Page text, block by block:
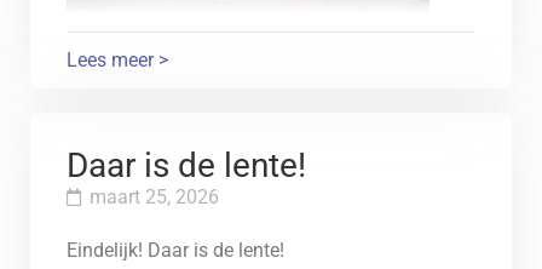
Lees meer >
Daar is de lente!
maart 25, 2026
Eindelijk! Daar is de lente!